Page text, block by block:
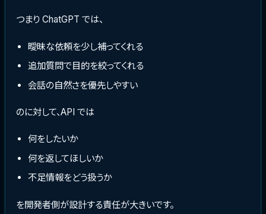
つまり ChatGPT では、
曖昧な依頼を少し補ってくれる
追加質問で目的を絞ってくれる
会話の自然さを優先しやすい
のに対して、API では
何をしたいか
何を返してほしいか
不足情報をどう扱うか
を開発者側が設計する責任が大きいです。